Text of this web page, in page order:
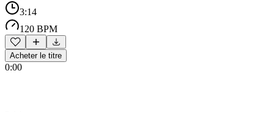
3:14
120 BPM
Acheter le titre
0:00